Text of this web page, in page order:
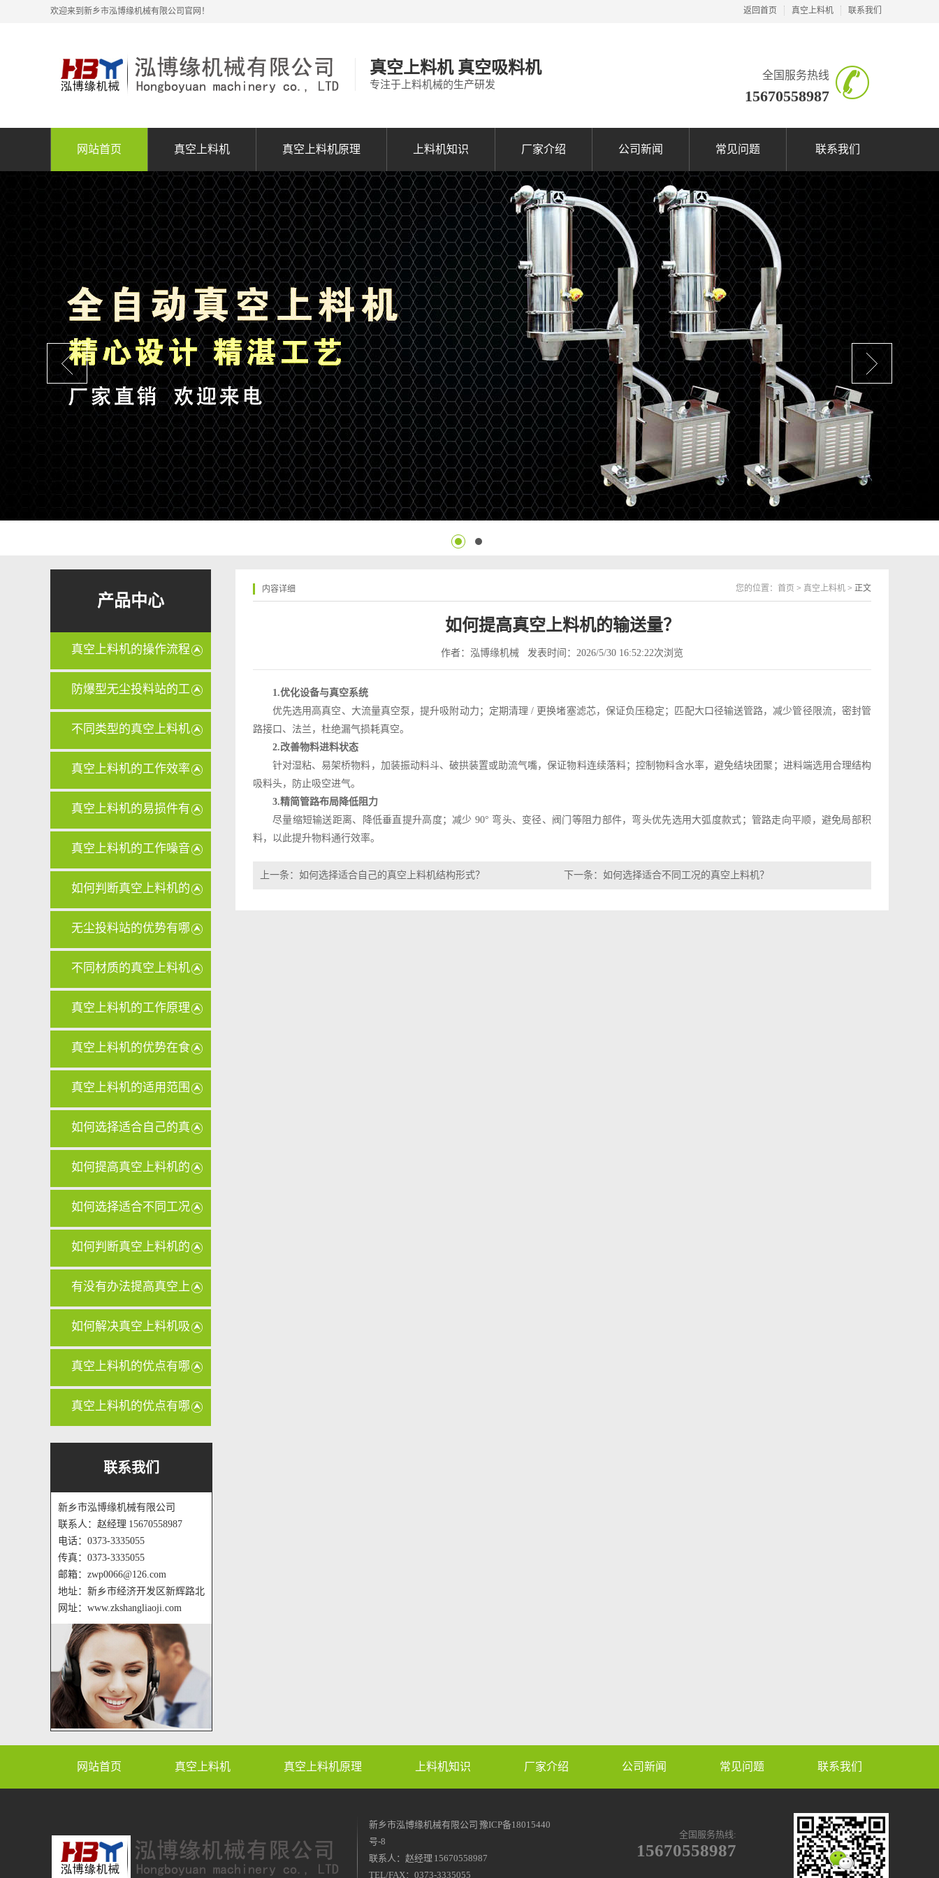
欢迎来到新乡市泓博缘机械有限公司官网！ 返回首页 真空上料机 联系我们
真空上料机 真空吸料机
专注于上料机械的生产研发
全国服务热线
15670558987
网站首页 真空上料机 真空上料机原理 上料机知识 厂家介绍 公司新闻 常见问题 联系我们
产品中心
真空上料机的操作流程
是怎样的
防爆型无尘投料站的工
作原理是
不同类型的真空上料机
在维护和
真空上料机的工作效率
和传统上
真空上料机的易损件有
哪些？真空上料机的工作噪音
大怎么办
如何判断真空上料机的
滤芯是否
无尘投料站的优势有哪
不同材质的真空上料机
滤芯在清
真空上料机的工作原理
对其设计
真空上料机的优势在食
品行业中
真空上料机的适用范围
有哪些？
如何选择适合自己的真
空上料机
如何提高真空上料机的
输送量？
如何选择适合不同工况
的真空上
如何判断真空上料机的
管路是否
有没有办法提高真空上
料机的输
如何解决真空上料机吸
力不足的
真空上料机的优点有哪
些？真空上料机的优点有哪
些？
联系我们
新乡市泓博缘机械有限公司
联系人：赵经理 15670558987
电话：0373-3335055
传真：0373-3335055
邮箱：zwp0066@126.com
地址：新乡市经济开发区新辉路北
网址：www.zkshangliaoji.com
内容详细 您的位置： 首页 > 真空上料机 > 正文
如何提高真空上料机的输送量？
作者：泓博缘机械 发表时间：2026/5/30 16:52:22次浏览
1.优化设备与真空系统
优先选用高真空、大流量真空泵，提升吸附动力；定期清理 / 更换堵塞滤芯，保证负压稳定；匹配大口径输送管路，减少管径限流，密封管
路接口、法兰，杜绝漏气损耗真空。
2.改善物料进料状态
针对湿粘、易架桥物料，加装振动料斗、破拱装置或助流气嘴，保证物料连续落料；控制物料含水率，避免结块团聚；进料端选用合理结构
吸料头，防止吸空进气。
3.精简管路布局降低阻力
尽量缩短输送距离、降低垂直提升高度；减少 90° 弯头、变径、阀门等阻力部件，弯头优先选用大弧度款式；管路走向平顺，避免局部积
料，以此提升物料通行效率。
上一条： 如何选择适合自己的真空上料机结构形式？ 下一条： 如何选择适合不同工况的真空上料机？
网站首页 真空上料机 真空上料机原理 上料机知识 厂家介绍 公司新闻 常见问题 联系我们
新乡市泓博缘机械有限公司 豫ICP备18015440
号-8
联系人：赵经理 15670558987
TEL/FAX：0373-3335055
全国服务热线:
15670558987